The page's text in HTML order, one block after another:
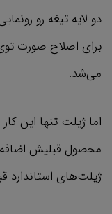
دو لایه تیغه رو
برای اصلاح صورت
می‌شد.
اما ژیلت تنها این
محصول قبلیش اضافه
ژیلت‌های استاندارد